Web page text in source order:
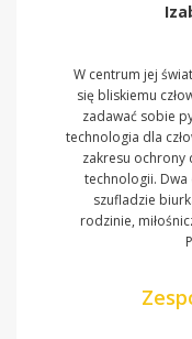
W centrum jej
się bliskiemu
zadawać sobie
technologia dla
zakresu ochrony
technologii.
szufladzie
rodzinie,